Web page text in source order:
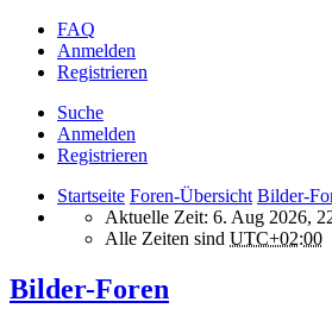
FAQ
Anmelden
Registrieren
Suche
Anmelden
Registrieren
Startseite Foren-Übersicht Bilder-
Aktuelle Zeit: 6. Aug 2026,
Alle Zeiten sind UTC+02:00
Bilder-Foren